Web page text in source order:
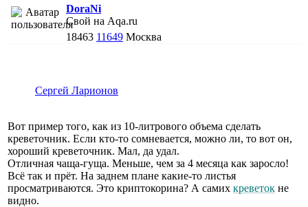
DoraNi
Свой на Aqa.ru
18463 11649 Москва
Сергей Ларионов
Вот пример того, как из 10-литрового объема сделать
креветочник. Если кто-то сомневается, можно ли, то вот он,
хороший креветочник. Мал, да удал.
Отличная чаща-гуща. Меньше, чем за 4 месяца как заросло!
Всё так и прёт. На заднем плане какие-то листья
просматриваются. Это криптокорина? А самих креветок не
видно.